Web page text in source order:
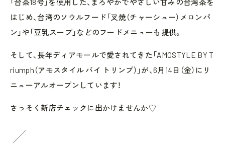
「台茶18号」を使用した、まろやかでやさしい甘みの台湾茶を
はじめ、台湾のソウルフード「叉焼（チャーシュー）メロンパ
ン」や「豆乳スープ」などのフードメニューも提供。
そして、長年ディアモールで愛されてきた「AMOSTYLE BY T
riumph（アモスタイル バイ トリンプ）」が、6月14日（金）にリ
ニューアルオープンしています！
さっそく新店チェックに出かけませんか♡